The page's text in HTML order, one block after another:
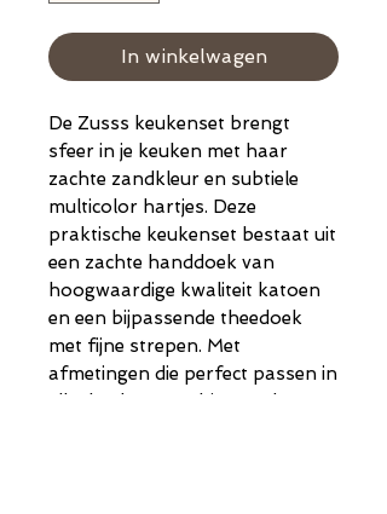
In winkelwagen
De Zusss keukenset brengt
sfeer in je keuken met haar
zachte zandkleur en subtiele
multicolor hartjes. Deze
praktische keukenset bestaat uit
een zachte handdoek van
hoogwaardige kwaliteit katoen
en een bijpassende theedoek
met fijne strepen. Met
afmetingen die perfect passen in